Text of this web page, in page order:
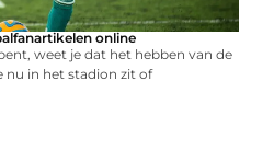
online
weet je dat het hebben van de
nu in het stadion zit of